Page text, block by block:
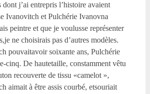
j’ai entrepris l’histoire avaient
Ivanovitch et Pulchérie Ivanovna
peintre et que je voulusse représenter
ne choisirais pas d’autres modèles.
pouvaitavoir soixante ans, Pulchérie
cinq. De hautetaille, constamment vêtu
recouverte de tissu «camelot »,
aimait à être assis courbé, etsouriait